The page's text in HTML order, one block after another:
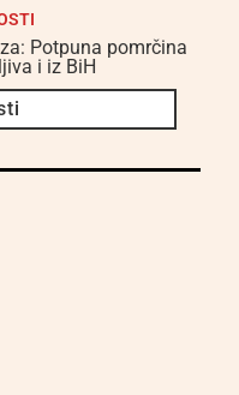
Potpuna pomrčina
i iz BiH